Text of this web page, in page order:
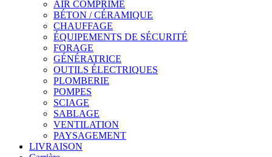
AIR COMPRIMÉ
BÉTON / CÉRAMIQUE
CHAUFFAGE
ÉQUIPEMENTS DE SÉCURITÉ
FORAGE
GÉNÉRATRICE
OUTILS ÉLECTRIQUES
PLOMBERIE
POMPES
SCIAGE
SABLAGE
VENTILATION
PAYSAGEMENT
LIVRAISON